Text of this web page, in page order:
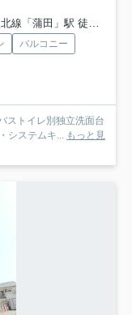
「蒲田」駅 徒歩15分
バルコニー
ストイレ別独立洗面台
システムキ... もっと見